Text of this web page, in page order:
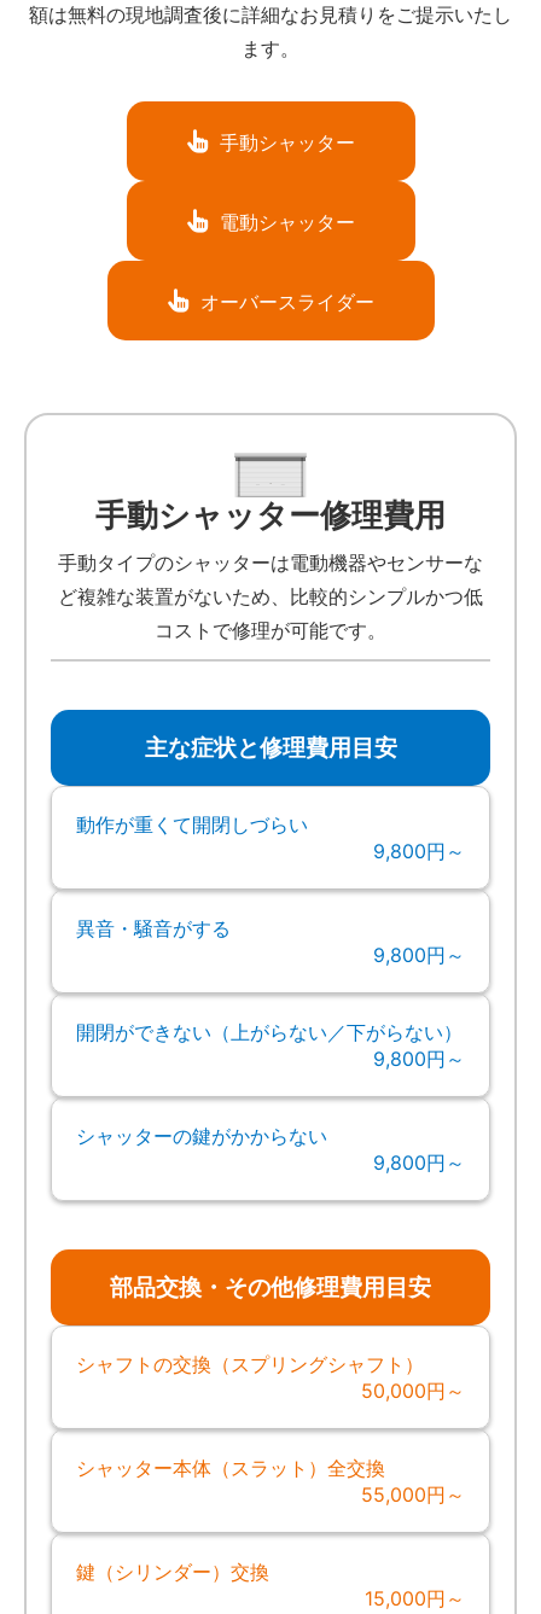
額は無料の現地調査後に詳細なお見積りをご提示いたし
ます。
手動シャッター
電動シャッター
オーバースライダー
手動シャッター修理費用
手動タイプのシャッターは電動機器やセンサーな
ど複雑な装置がないため、比較的シンプルかつ低
コストで修理が可能です。
主な症状と修理費用目安
動作が重くて開閉しづらい
9,800円～
異音・騒音がする
9,800円～
開閉ができない（上がらない／下がらない）
9,800円～
シャッターの鍵がかからない
9,800円～
部品交換・その他修理費用目安
シャフトの交換（スプリングシャフト）
50,000円～
シャッター本体（スラット）全交換
55,000円～
鍵（シリンダー）交換
15,000円～